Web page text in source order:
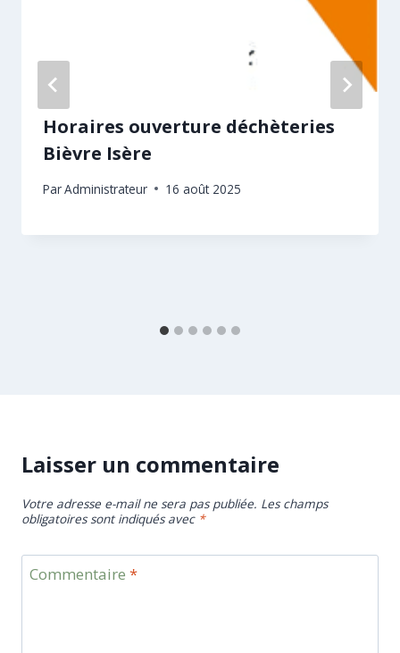
Horaires ouverture déchèteries
Bièvre Isère
ParAdministrateur 16 août 2025
Laisser un commentaire
Votre adresse e-mail ne sera pas publiée. Les champs
obligatoires sont indiqués avec *
Commentaire *